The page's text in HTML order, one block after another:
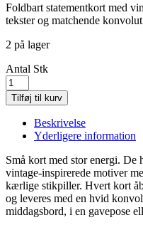
Foldbart statementkort med
tekster og matchende
2 på lager
Antal Stk
Tilføj til kurv
Beskrivelse
Yderligere information
Små kort med stor energi. De
vintage-inspirerede motiver
kærlige stikpiller. Hvert kort
og leveres med en hvid
middagsbord, i en gavepose